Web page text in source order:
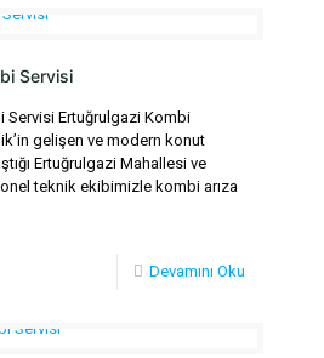
Servisi
Servisi Ertuğrulgazi Kombi
gelişen ve modern konut
Ertuğrulgazi Mahallesi ve
teknik ekibimizle kombi arıza
Devamını Oku